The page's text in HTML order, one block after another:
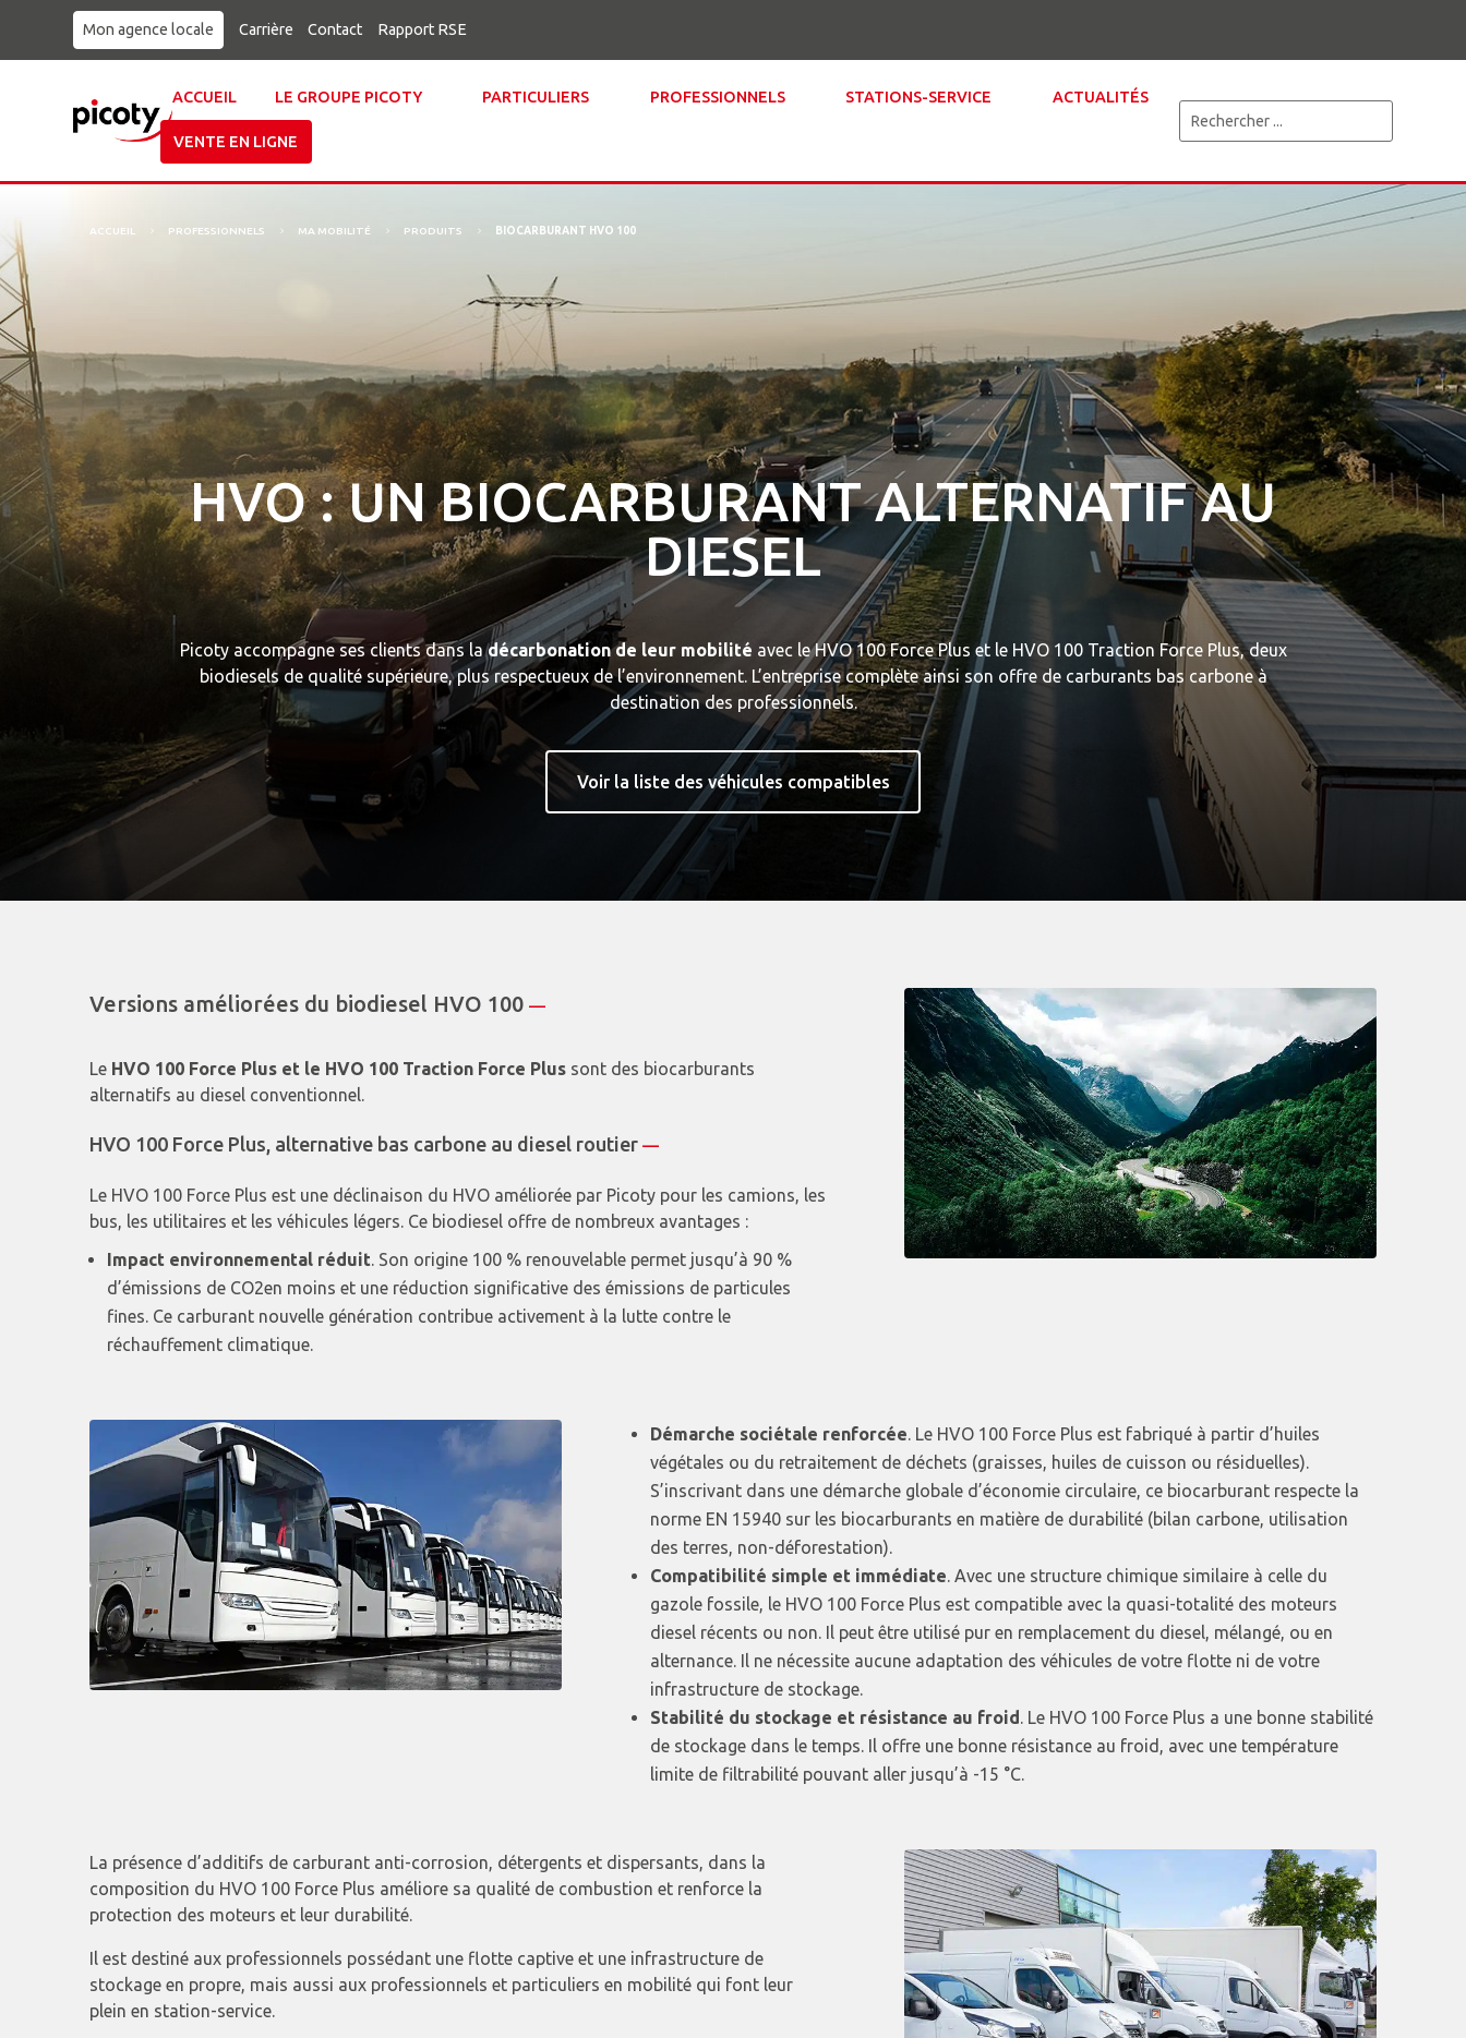
Mon agence locale Carrière Contact Rapport RSE
ACCUEIL LE GROUPE PICOTY PARTICULIERS PROFESSIONNELS STATIONS-SERVICE ACTUALITÉS
VENTE EN LIGNE
ACCUEIL 5 PROFESSIONNELS 5 MA MOBILITÉ 5 PRODUITS 5 BIOCARBURANT HVO 100
HVO : UN BIOCARBURANT ALTERNATIF AU
DIESEL
Picoty accompagne ses clients dans ladécarbonation de leur mobilité avec le HVO 100 Force Plus et le HVO 100 Traction Force Plus, deux
biodiesels de qualité supérieure, plus respectueux de l’environnement. L’entreprise complète ainsi son offre de carburants bas carbone à
destination des professionnels.
Voir la liste des véhicules compatibles
Versions améliorées du biodiesel HVO 100—
Le HVO 100 Force Plus et le HVO 100 Traction Force Plus sont des biocarburants
alternatifs au diesel conventionnel.
HVO 100 Force Plus, alternative bas carbone au diesel routier—
Le HVO 100 Force Plus est une déclinaison du HVO améliorée par Picoty pour les camions, les
bus, les utilitaires et les véhicules légers. Ce biodiesel offre de nombreux avantages :
Impact environnemental réduit. Son origine 100 % renouvelable permet jusqu’à 90 %
d’émissions de CO2en moins et une réduction significative des émissions de particules
fines. Ce carburant nouvelle génération contribue activement à la lutte contre le
réchauffement climatique.
Démarche sociétale renforcée. Le HVO 100 Force Plus est fabriqué à partir d’huiles
végétales ou du retraitement de déchets (graisses, huiles de cuisson ou résiduelles).
S’inscrivant dans une démarche globale d’économie circulaire, ce biocarburant respecte la
norme EN 15940 sur les biocarburants en matière de durabilité (bilan carbone, utilisation
des terres, non-déforestation).
Compatibilité simple et immédiate. Avec une structure chimique similaire à celle du
gazole fossile, le HVO 100 Force Plus est compatible avec la quasi-totalité des moteurs
diesel récents ou non. Il peut être utilisé pur en remplacement du diesel, mélangé, ou en
alternance. Il ne nécessite aucune adaptation des véhicules de votre flotte ni de votre
infrastructure de stockage.
Stabilité du stockage et résistance au froid . Le HVO 100 Force Plus a une bonne stabilité
de stockage dans le temps. Il offre une bonne résistance au froid, avec une température
limite de filtrabilité pouvant aller jusqu’à -15 °C.
La présence d’additifs de carburant anti-corrosion, détergents et dispersants, dans la
composition du HVO 100 Force Plus améliore sa qualité de combustion et renforce la
protection des moteurs et leur durabilité.
Il est destiné aux professionnels possédant une flotte captive et une infrastructure de
stockage en propre, mais aussi aux professionnels et particuliers en mobilité qui font leur
plein en station-service.